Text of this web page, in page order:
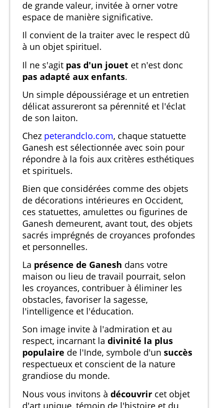
de grande valeur, invitée à orner votre
espace de manière significative.
Il convient de la traiter avec le respect dû
à un objet spirituel.
Il ne s'agit pas d'un jouet et n'est donc
pas adapté aux enfants.
Un simple dépoussiérage et un entretien
délicat assureront sa pérennité et l'éclat
de son laiton.
Chez peterandclo.com, chaque statuette
Ganesh est sélectionnée avec soin pour
répondre à la fois aux critères esthétiques
et spirituels.
Bien que considérées comme des objets
de décorations intérieures en Occident,
ces statuettes, amulettes ou figurines de
Ganesh demeurent, avant tout, des objets
sacrés imprégnés de croyances profondes
et personnelles.
La présence de Ganesh dans votre
maison ou lieu de travail pourrait, selon
les croyances, contribuer à éliminer les
obstacles, favoriser la sagesse,
l'intelligence et l'éducation.
Son image invite à l'admiration et au
respect, incarnant la divinité la plus
populaire de l'Inde, symbole d'un succès
respectueux et conscient de la nature
grandiose du monde.
Nous vous invitons à découvrir cet objet
d'art unique, témoin de l'histoire et du